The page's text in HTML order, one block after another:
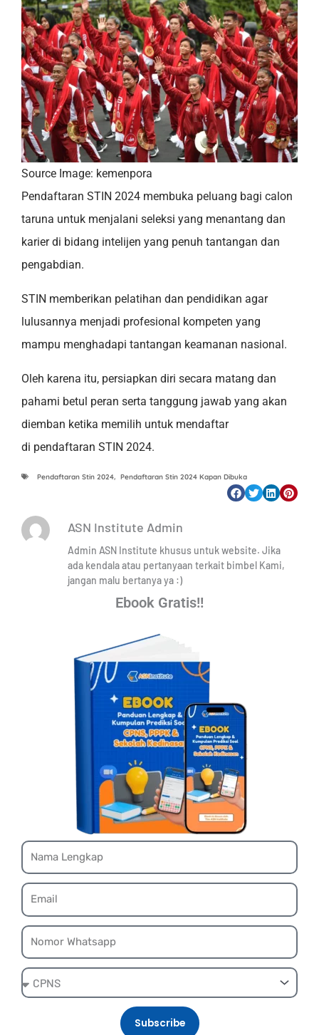
Source Image: kemenpora
Pendaftaran STIN 2024 membuka peluang bagi calon
taruna untuk menjalani seleksi yang menantang dan
karier di bidang intelijen yang penuh tantangan dan
pengabdian.
STIN memberikan pelatihan dan pendidikan agar
lulusannya menjadi profesional kompeten yang
mampu menghadapi tantangan keamanan nasional.
Oleh karena itu, persiapkan diri secara matang dan
pahami betul peran serta tanggung jawab yang akan
diemban ketika memilih untuk mendaftar
di pendaftaran STIN 2024.
Pendaftaran Stin 2024, Pendaftaran Stin 2024 Kapan Dibuka
ASN Institute Admin
Admin ASN Institute khusus untuk website. Jika
ada kendala atau pertanyaan terkait bimbel Kami,
jangan malu bertanya ya :)
Ebook Gratis!!
Name
Email
Whatsapp
Ebook
Subscribe